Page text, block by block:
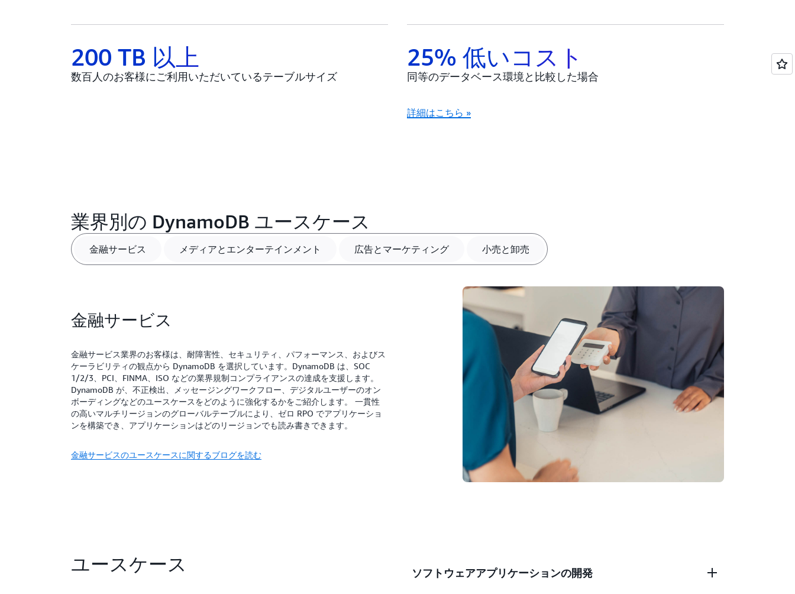
200 TB 以上
数百人のお客様にご利用いただいているテーブルサイズ
25% 低いコスト
同等のデータベース環境と比較した場合
詳細はこちら »
業界別の DynamoDB ユースケース
金融サービス メディアとエンターテインメント 広告とマーケティング 小売と卸売
金融サービス
金融サービス業界のお客様は、耐障害性、セキュリティ、パフォーマンス、およびス
ケーラビリティの観点から DynamoDB を選択しています。DynamoDB は、SOC
1/2/3、PCI、FINMA、ISO などの業界規制コンプライアンスの達成を支援します。
DynamoDB が、不正検出、メッセージングワークフロー、デジタルユーザーのオン
ボーディングなどのユースケースをどのように強化するかをご紹介します。 一貫性
の高いマルチリージョンのグローバルテーブルにより、ゼロ RPO でアプリケーショ
ンを構築でき、アプリケーションはどのリージョンでも読み書きできます。
金融サービスのユースケースに関するブログを読む
ユースケース ソフトウェアアプリケーションの開発